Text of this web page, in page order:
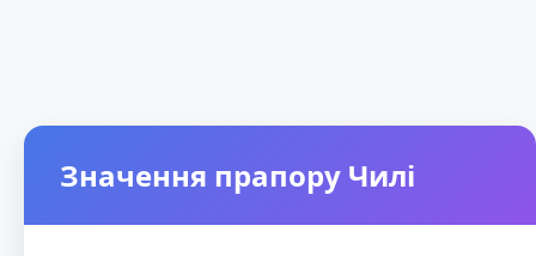
Значення прапору Чилі